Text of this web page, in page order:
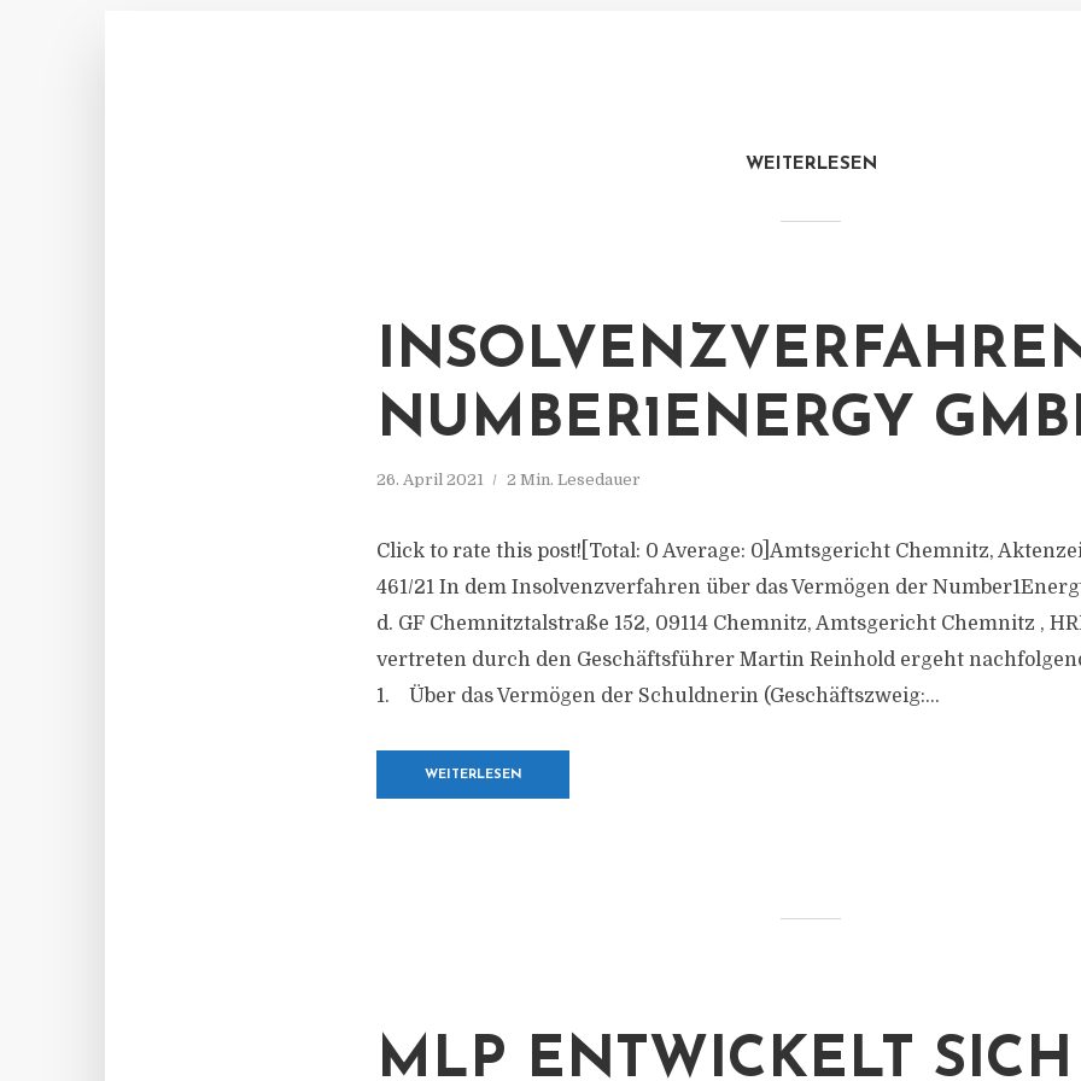
WEITERLESEN
NUMBER1ENERGY
26. April 2021 2 Min. Lesedauer
Click to rate this post![Total: 0 Average: 0]Amtsgericht Chemnitz,
461/21 In dem Insolvenzverfahren über das Vermögen der
d. GF Chemnitztalstraße 152, 09114 Chemnitz, Amtsgericht Chemnitz ,
vertreten durch den Geschäftsführer Martin Reinhold ergeht
1. Über das Vermögen der Schuldnerin (Geschäftszweig:...
WEITERLESEN
MLP ENTWICKELT SICH